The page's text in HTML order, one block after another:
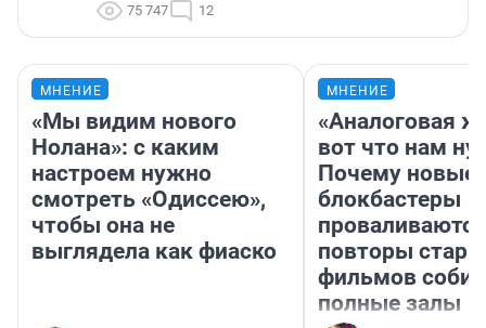
75 747 12
МНЕНИЕ
«Мы видим нового
Нолана»: с каким
настроем нужно
смотреть «Одиссею»,
чтобы она не
выглядела как фиаско
МНЕНИЕ
«Аналоговая
вот что нам
Почему новые
блокбастеры
повторы
фильмов
полные залы